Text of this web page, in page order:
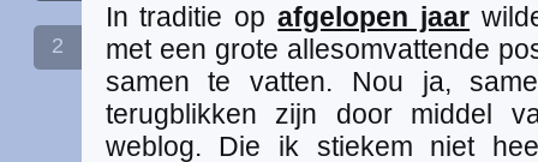
2
In traditie opafgelopen jaar
met een grote allesomvattende
samen te vatten. Nou ja,
terugblikken zijn door middel
weblog. Die ik stiekem niet